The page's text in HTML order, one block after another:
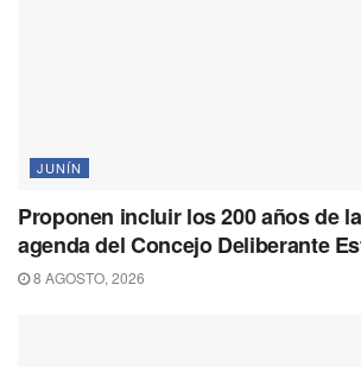
JUNÍN
Proponen incluir los 200 años de
agenda del Concejo Deliberante
8 AGOSTO, 2026